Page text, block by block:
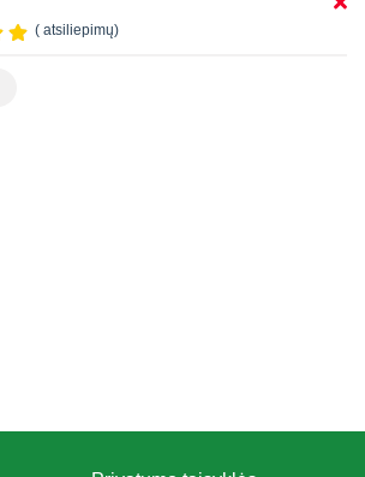
( atsiliepimų)